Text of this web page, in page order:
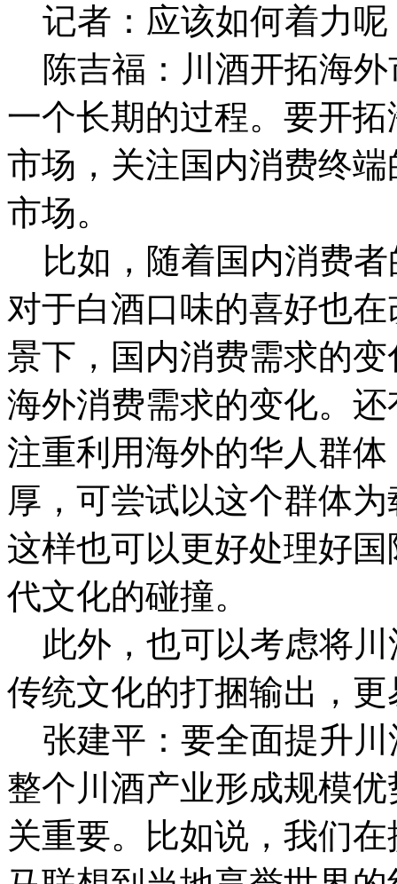
记者：应该如何着力呢
陈吉福：川酒开拓海外
一个长期的过程。要开
市场，关注国内消费终
市场。
比如，随着国内消费者
对于白酒口味的喜好也
景下，国内消费需求的
海外消费需求的变化。
注重利用海外的华人群
厚，可尝试以这个群体
这样也可以更好处理好
代文化的碰撞。
此外，也可以考虑将川
传统文化的打捆输出，
张建平：要全面提升川
整个川酒产业形成规模
关重要。比如说，我们